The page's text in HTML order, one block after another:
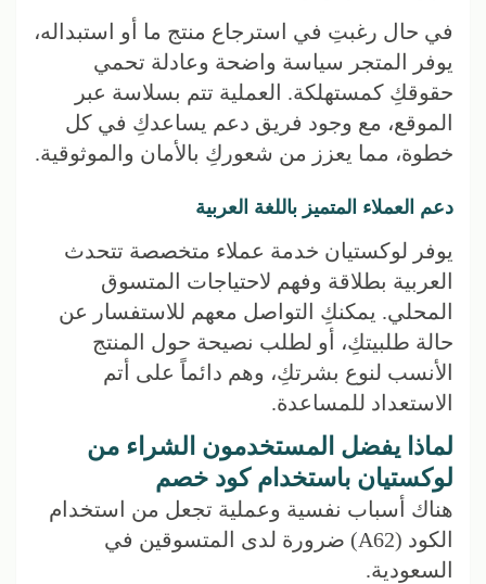
في حال رغبتِ في استرجاع منتج ما أو استبداله،
يوفر المتجر سياسة واضحة وعادلة تحمي
حقوقكِ كمستهلكة. العملية تتم بسلاسة عبر
الموقع، مع وجود فريق دعم يساعدكِ في كل
خطوة، مما يعزز من شعوركِ بالأمان والموثوقية.
دعم العملاء المتميز باللغة العربية
يوفر لوكستيان خدمة عملاء متخصصة تتحدث
العربية بطلاقة وفهم لاحتياجات المتسوق
المحلي. يمكنكِ التواصل معهم للاستفسار عن
حالة طلبيتكِ، أو لطلب نصيحة حول المنتج
الأنسب لنوع بشرتكِ، وهم دائماً على أتم
الاستعداد للمساعدة.
لماذا يفضل المستخدمون الشراء من
لوكستيان باستخدام كود خصم
هناك أسباب نفسية وعملية تجعل من استخدام
الكود (A62) ضرورة لدى المتسوقين في
السعودية.